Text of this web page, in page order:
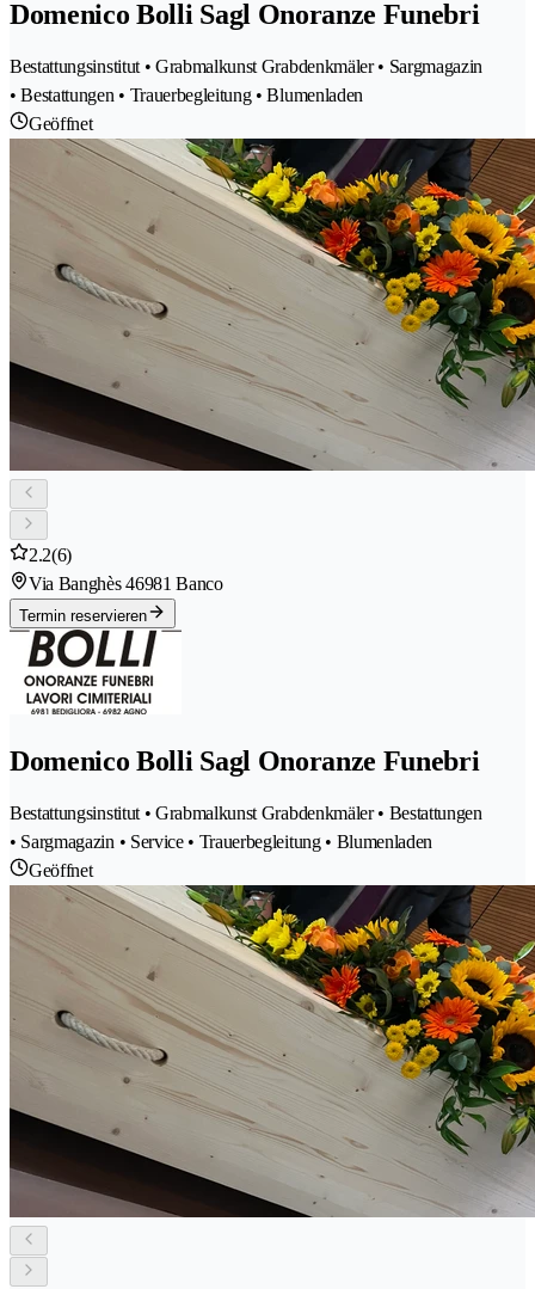
Domenico Bolli Sagl Onoranze Funebri
Bestattungsinstitut • Grabmalkunst Grabdenkmäler • Sargmagazin
• Bestattungen • Trauerbegleitung • Blumenladen
Geöffnet
2.2(6)
Via Banghès 46981 Banco
Termin reservieren
Domenico Bolli Sagl Onoranze Funebri
Bestattungsinstitut • Grabmalkunst Grabdenkmäler • Bestattungen
• Sargmagazin • Service • Trauerbegleitung • Blumenladen
Geöffnet